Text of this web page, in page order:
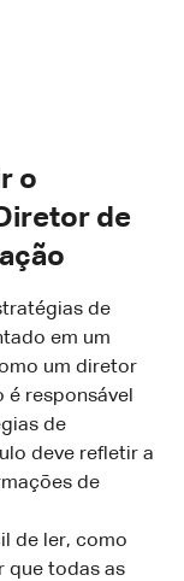
o
de
de
em um
um diretor
responsável
de
deve refletir a
de
de ler, como
que todas as